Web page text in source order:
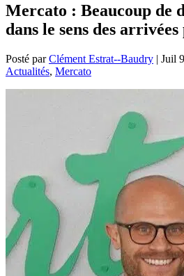
Mercato : Beaucoup de
dans le sens des
Posté parClément Estrat--Baudry | Juil
Actualités, Mercato